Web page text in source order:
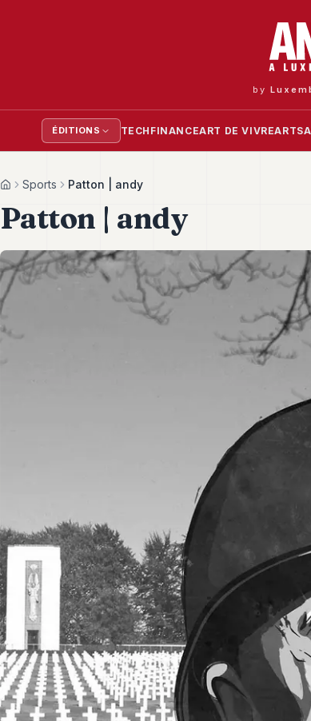
by
ÉDITIONS TECH FINANCEART DE VIVREARTS
HomeSports Patton | andy
Patton | andy